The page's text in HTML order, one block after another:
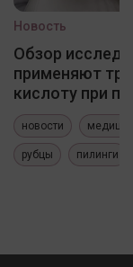
Новость
Обзор
применяют
кислоту при
новости
рубцы пилинги